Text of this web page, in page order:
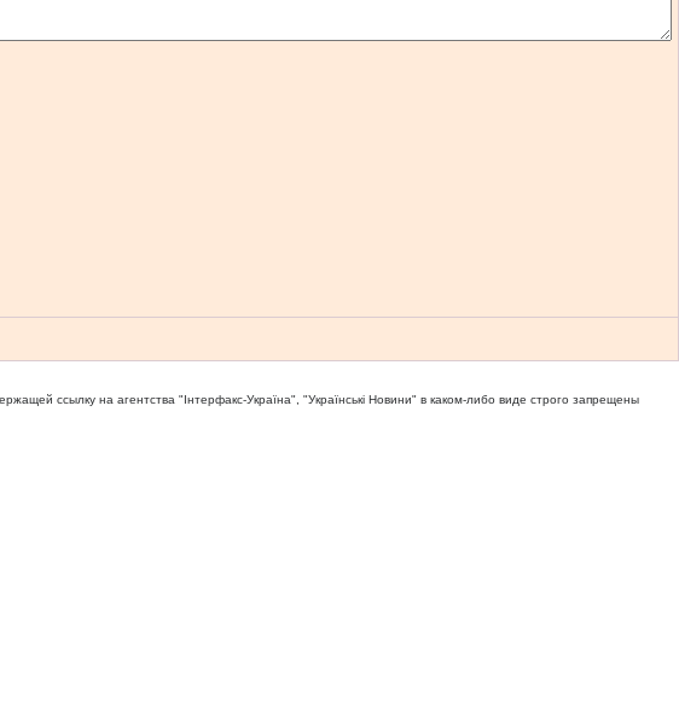
ссылку на агентства "Iнтерфакс-Україна", "Українськi Новини" в каком-либо виде строго запрещены